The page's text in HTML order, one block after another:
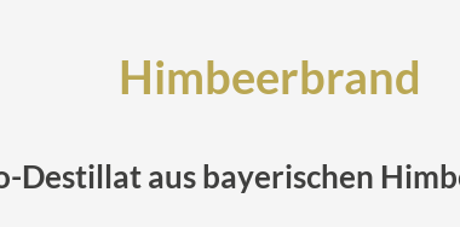
Himbeerbrand
Destillat aus bayerischen